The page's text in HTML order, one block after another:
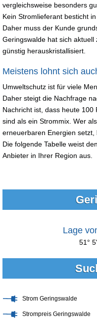
vergleichsweise besonders
Kein Stromlieferant besticht
Daher muss der Kunde
Geringswalde hat sich
günstig herauskristallisiert.
Meistens lohnt sich
Umweltschutz ist für viele
Daher steigt die Nachfrage
Nachricht ist, dass heute
sind als ein Strommix. Wer
erneuerbaren Energien setzt,
Die folgende Tabelle weist
Anbieter in Ihrer Region aus.
Lage
51°
Strom Geringswalde
Strompreis Geringswalde